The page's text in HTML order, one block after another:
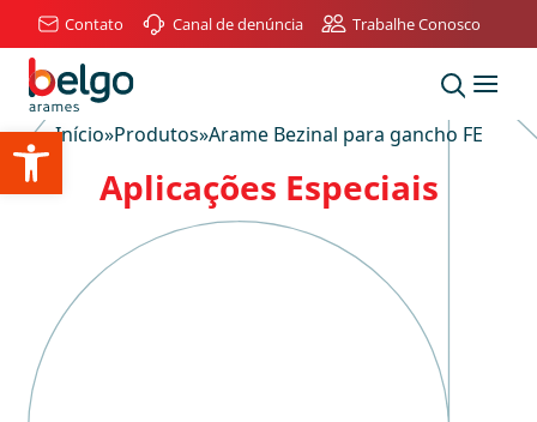
Abrir a barra de ferramentas
Contato Canal de denúncia Trabalhe Conosco
Início»Produtos»Arame Bezinal para gancho FE
Aplicações Especiais